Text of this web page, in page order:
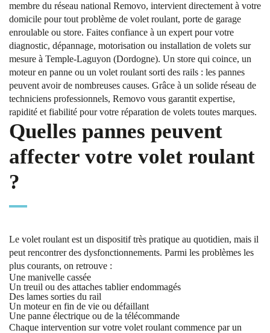
membre du réseau national Removo, intervient directement à votre
domicile pour tout problème de volet roulant, porte de garage
enroulable ou store. Faites confiance à un expert pour votre
diagnostic, dépannage, motorisation ou installation de volets sur
mesure à Temple-Laguyon (Dordogne). Un store qui coince, un
moteur en panne ou un volet roulant sorti des rails : les pannes
peuvent avoir de nombreuses causes. Grâce à un solide réseau de
techniciens professionnels, Removo vous garantit expertise,
rapidité et fiabilité pour votre réparation de volets toutes marques.
Quelles pannes peuvent
affecter votre volet roulant
?
Le volet roulant est un dispositif très pratique au quotidien, mais il
peut rencontrer des dysfonctionnements. Parmi les problèmes les
plus courants, on retrouve :
Une manivelle cassée
Un treuil ou des attaches tablier endommagés
Des lames sorties du rail
Un moteur en fin de vie ou défaillant
Une panne électrique ou de la télécommande
Chaque intervention sur votre volet roulant commence par un